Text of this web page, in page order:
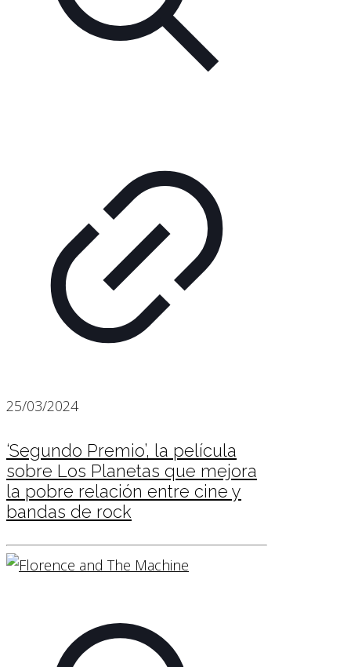
25/03/2024
‘Segundo Premio’, la película
sobre Los Planetas que mejora
la pobre relación entre cine y
bandas de rock